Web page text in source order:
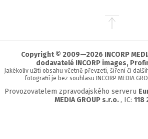
Přejít
stránky
Copyright © 2009—2026 INCORP
dodavatelé INCORP images,
Jakékoliv užití obsahu včetně převzetí, šíření či
fotografií je bez souhlasu INCORP MEDIA
Provozovatelem zpravodajského serveru
MEDIA GROUP s.r.o. , IC: 118